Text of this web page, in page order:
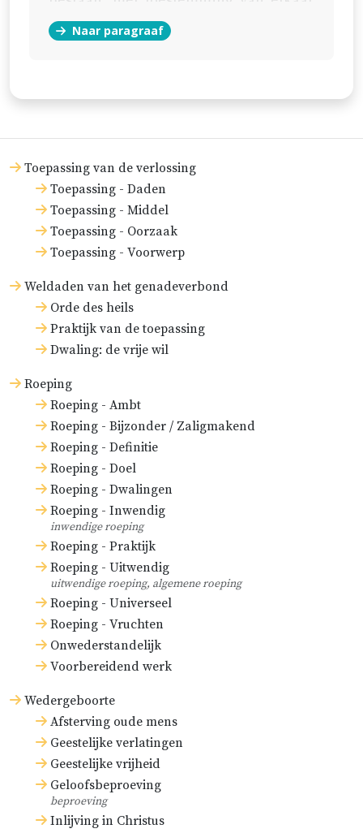
Toepassing van de verlossing
Toepassing - Daden
Toepassing - Middel
Toepassing - Oorzaak
Toepassing - Voorwerp
Weldaden van het genadeverbond
Orde des heils
Praktijk van de toepassing
Dwaling: de vrije wil
Roeping
Roeping - Ambt
Roeping - Bijzonder / Zaligmakend
Roeping - Definitie
Roeping - Doel
Roeping - Dwalingen
Roeping - Inwendig
inwendige roeping
Roeping - Praktijk
Roeping - Uitwendig
uitwendige roeping, algemene roeping
Roeping - Universeel
Roeping - Vruchten
Onwederstandelijk
Voorbereidend werk
Wedergeboorte
Afsterving oude mens
Geestelijke verlatingen
Geestelijke vrijheid
Geloofsbeproeving
beproeving
Inlijving in Christus
en de ouders, tot een onscheidbare
het mensdom, tot wederzijdse hulp en
Naar paragraaf